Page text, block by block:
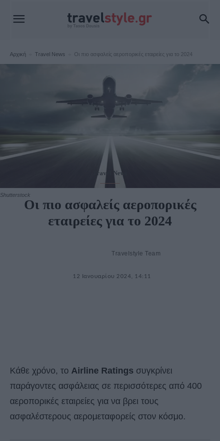
Αρχική Travel News Οι πιο ασφαλείς αεροπορικές εταιρείες για το 2024
Shutterstock
Travel News
Οι πιο ασφαλείς αεροπορικές
εταιρείες για το 2024
Travelstyle Team
12 Ιανουαρίου 2024, 14:11
Κάθε χρόνο, το Airline Ratings συγκρίνει
παράγοντες ασφάλειας σε περισσότερες από 400
αεροπορικές εταιρείες για να βρει τους
ασφαλέστερους αερομεταφορείς στον κόσμο.